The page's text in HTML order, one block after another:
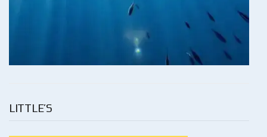
LITTLE’S